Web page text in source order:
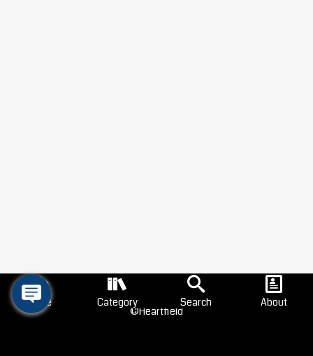
Home Category Search About
©Heartfield